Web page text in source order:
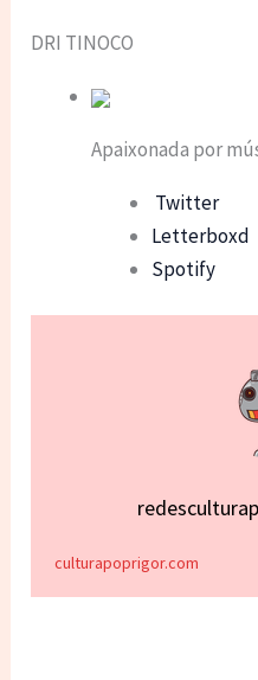
DRI TINOCO
Apaixonada por
Twitter
Letterboxd
Spotify
culturapoprigor.com